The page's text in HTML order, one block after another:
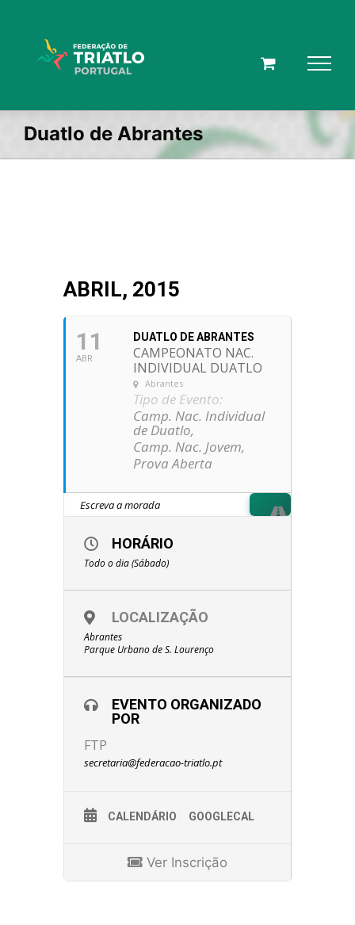
Duatlo de Abrantes
ABRIL, 2015
11
ABR
DUATLO DE ABRANTES
CAMPEONATO NAC.
INDIVIDUAL DUATLO
Abrantes
Tipo de Evento:
Camp. Nac. Individual
de Duatlo,
Camp. Nac. Jovem,
Prova Aberta
HORÁRIO
Todo o dia (Sábado)
LOCALIZAÇÃO
Abrantes
Parque Urbano de S. Lourenço
EVENTO ORGANIZADO
POR
FTP
secretaria@federacao-triatlo.pt
CALENDÁRIO GOOGLECAL
Ver Inscrição